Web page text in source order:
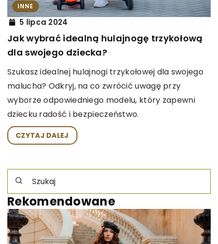
INNE
5 lipca 2024
Jak wybrać idealną hulajnogę trzykołową
dla swojego dziecka?
Szukasz idealnej hulajnogi trzykołowej dla swojego
malucha? Odkryj, na co zwrócić uwagę przy
wyborze odpowiedniego modelu, który zapewni
dziecku radość i bezpieczeństwo.
CZYTAJ DALEJ
Rekomendowane